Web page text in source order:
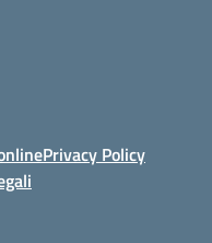
Privacy Policy